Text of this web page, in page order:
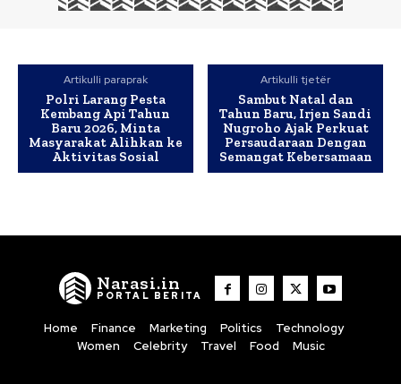
Artikulli paraprak
Polri Larang Pesta
Kembang Api Tahun
Baru 2026, Minta
Masyarakat Alihkan ke
Aktivitas Sosial
Artikulli tjetër
Sambut Natal dan
Tahun Baru, Irjen Sandi
Nugroho Ajak Perkuat
Persaudaraan Dengan
Semangat Kebersamaan
Narasi.in
PORTAL BERITA
Home Finance Marketing Politics
Technology
Women
Celebrity Travel Food Music